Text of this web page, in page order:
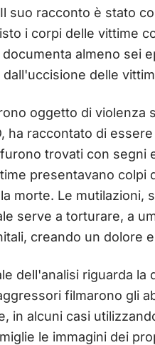
suo racconto è stato
i corpi delle vittime
almeno sei
delle
oggetto di violenza
ha raccontato di
trovati con segni
presentavano colpi
morte. Le mutilazioni,
serve a torturare, a
creando un dolore
dell'analisi riguarda
filmarono gli
in alcuni casi
le immagini dei